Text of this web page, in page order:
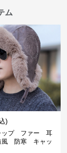
ム
)
ップ ファー 耳
風 防寒 キャッ